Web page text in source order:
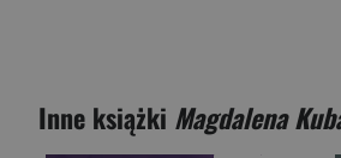
Inne książki Magdalena